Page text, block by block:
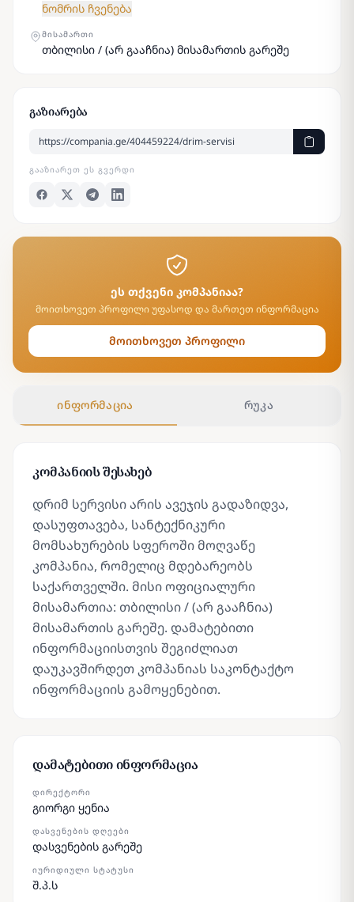
ნომრის ჩვენება
ᲛᲘᲡᲐᲛᲐᲠᲗᲘ
თბილისი / (არ გააჩნია) მისამართის გარეშე
გაზიარება
ᲒᲐᲐᲖᲘᲐᲠᲔᲗ ᲔᲡ ᲒᲕᲔᲠᲓᲘ
ეს თქვენი კომპანიაა?
მოითხოვეთ პროფილი უფასოდ და მართეთ ინფორმაცია
მოითხოვეთ პროფილი
ინფორმაცია რუკა
კომპანიის შესახებ
დრიმ სერვისი არის ავეჯის გადაზიდვა,
დასუფთავება, სანტექნიკური
მომსახურების სფეროში მოღვაწე
კომპანია, რომელიც მდებარეობს
საქართველში. მისი ოფიციალური
მისამართია: თბილისი / (არ გააჩნია)
მისამართის გარეშე. დამატებითი
ინფორმაციისთვის შეგიძლიათ
დაუკავშირდეთ კომპანიას საკონტაქტო
ინფორმაციის გამოყენებით.
დამატებითი ინფორმაცია
ᲓᲘᲠᲔᲥᲢᲝᲠᲘ
გიორგი ყენია
ᲓᲐᲡᲕᲔᲜᲔᲑᲘᲡ ᲓᲦᲔᲔᲑᲘ
დასვენების გარეშე
ᲘᲣᲠᲘᲓᲘᲣᲚᲘ ᲡᲢᲐᲢᲣᲡᲘ
შ.პ.ს